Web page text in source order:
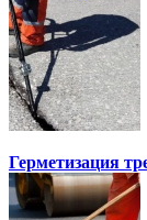
Герметизация